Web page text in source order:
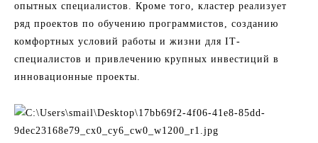
опытных специалистов. Кроме того, кластер реализует
ряд проектов по обучению программистов, созданию
комфортных условий работы и жизни для ІТ-
специалистов и привлечению крупных инвестиций в
инновационные проекты.